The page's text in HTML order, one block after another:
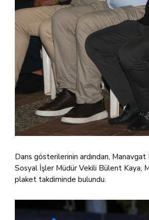
Dans gösterilerinin ardından,
Sosyal İşler Müdür Vekili Bülent Kaya,
plaket takdiminde bulundu.